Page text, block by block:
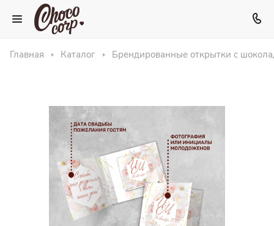
Главная Каталог Брендированные открытки с